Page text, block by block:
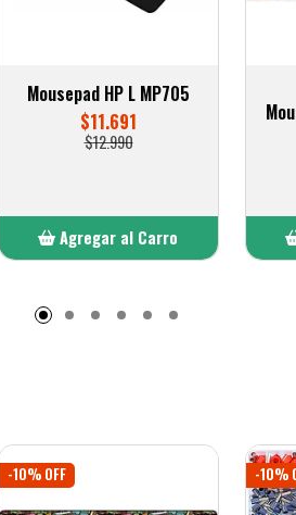
Mousepad HP L MP705
$11.691
$12.990
Agregar al Carro
-10% OFF -10%